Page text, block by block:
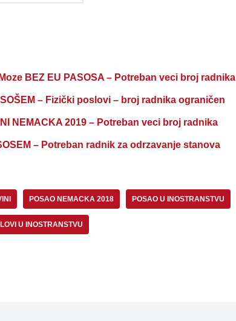
BEZ EU PASOSA – Potreban veci broj radnika
– Fizički poslovi – broj radnika ograničen
NEMACKA 2019 – Potreban veci broj radnika
– Potreban radnik za odrzavanje stanova
POSAO NEMACKA 2018 POSAO U INOSTRANSTVU
U INOSTRANSTVU